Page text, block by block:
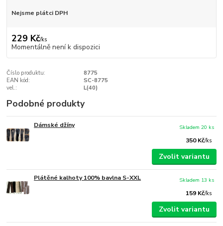
Nejsme plátci DPH
229 Kč/ks
Momentálně není k dispozici
Číslo produktu:
8775
EAN kód:
SC-8775
vel.:
L(40)
Podobné produkty
Dámské džíny
350 Kč/ks
Skladem 20 ks
Zvolit variantu
Plátěné kalhoty 100% bavlna S-XXL
159 Kč/ks
Skladem 13 ks
Zvolit variantu